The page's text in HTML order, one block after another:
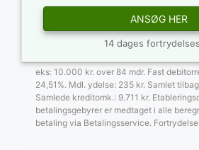
ANSØG HER
14 dages
eks: 10.000 kr. over 84 mdr. Fast
24,51%. Mdl. ydelse: 235 kr. Samlet
Samlede kreditomk.: 9.711 kr.
betalingsgebyrer er medtaget i alle
betaling via Betalingsservice.